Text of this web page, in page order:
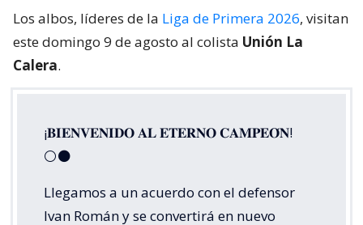
Los albos, líderes de la Liga de Primera 2026, visitan
este domingo 9 de agosto al colista Unión La
Calera.
¡𝐁𝐈𝐄𝐍𝐕𝐄𝐍𝐈𝐃𝐎 𝐀𝐋 𝐄𝐓𝐄𝐑𝐍𝐎 𝐂𝐀𝐌𝐏𝐄𝐎́𝐍!
⚪⚫
Llegamos a un acuerdo con el defensor
Ivan Román y se convertirá en nuevo